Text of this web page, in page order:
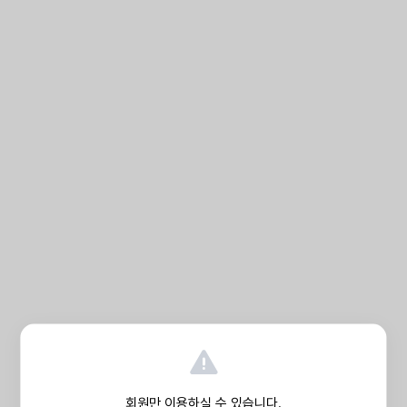
회원만 이용하실 수 있습니다.